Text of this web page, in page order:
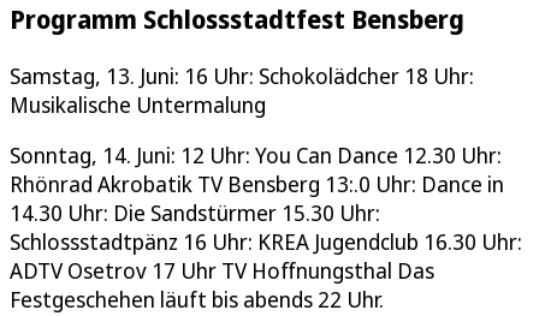
Programm Schlossstadtfest Bensberg
Samstag, 13. Juni: 16 Uhr: Schokolädcher 18 Uhr:
Musikalische Untermalung
Sonntag, 14. Juni: 12 Uhr: You Can Dance 12.30 Uhr:
Rhönrad Akrobatik TV Bensberg 13:.0 Uhr: Dance in
14.30 Uhr: Die Sandstürmer 15.30 Uhr:
Schlossstadtpänz 16 Uhr: KREA Jugendclub 16.30 Uhr:
ADTV Osetrov 17 Uhr TV Hoffnungsthal Das
Festgeschehen läuft bis abends 22 Uhr.